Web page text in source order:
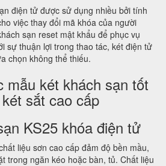
điện tử được sử dụng nhiều bởi tính
việc thay đổi mã khóa của người
sạn reset mật khẩu để phục vụ
sự thuận lợi trong thao tác, két điện tử
chọn không thể thiếu.
mẫu két khách sạn tốt
sắt cao cấp
KS25 khóa điện tử
liệu sơn cao cấp đảm độ bền mầu,
trong ngăn kéo hoặc bàn, tủ. Chất liệu